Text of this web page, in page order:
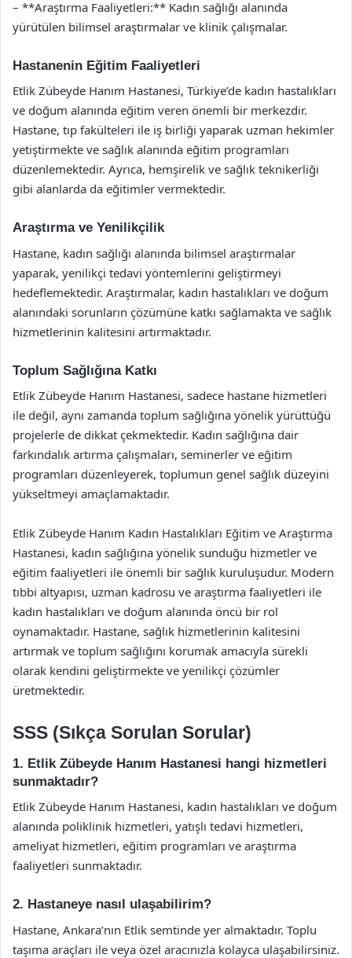
– **Araştırma Faaliyetleri:** Kadın sağlığı alanında
yürütülen bilimsel araştırmalar ve klinik çalışmalar.
Hastanenin Eğitim Faaliyetleri
Etlik Zübeyde Hanım Hastanesi, Türkiye’de kadın hastalıkları
ve doğum alanında eğitim veren önemli bir merkezdir.
Hastane, tıp fakülteleri ile iş birliği yaparak uzman hekimler
yetiştirmekte ve sağlık alanında eğitim programları
düzenlemektedir. Ayrıca, hemşirelik ve sağlık teknikerliği
gibi alanlarda da eğitimler vermektedir.
Araştırma ve Yenilikçilik
Hastane, kadın sağlığı alanında bilimsel araştırmalar
yaparak, yenilikçi tedavi yöntemlerini geliştirmeyi
hedeflemektedir. Araştırmalar, kadın hastalıkları ve doğum
alanındaki sorunların çözümüne katkı sağlamakta ve sağlık
hizmetlerinin kalitesini artırmaktadır.
Toplum Sağlığına Katkı
Etlik Zübeyde Hanım Hastanesi, sadece hastane hizmetleri
ile değil, aynı zamanda toplum sağlığına yönelik yürüttüğü
projelerle de dikkat çekmektedir. Kadın sağlığına dair
farkındalık artırma çalışmaları, seminerler ve eğitim
programları düzenleyerek, toplumun genel sağlık düzeyini
yükseltmeyi amaçlamaktadır.
Etlik Zübeyde Hanım Kadın Hastalıkları Eğitim ve Araştırma
Hastanesi, kadın sağlığına yönelik sunduğu hizmetler ve
eğitim faaliyetleri ile önemli bir sağlık kuruluşudur. Modern
tıbbi altyapısı, uzman kadrosu ve araştırma faaliyetleri ile
kadın hastalıkları ve doğum alanında öncü bir rol
oynamaktadır. Hastane, sağlık hizmetlerinin kalitesini
artırmak ve toplum sağlığını korumak amacıyla sürekli
olarak kendini geliştirmekte ve yenilikçi çözümler
üretmektedir.
SSS (Sıkça Sorulan Sorular)
1. Etlik Zübeyde Hanım Hastanesi hangi hizmetleri
sunmaktadır?
Etlik Zübeyde Hanım Hastanesi, kadın hastalıkları ve doğum
alanında poliklinik hizmetleri, yatışlı tedavi hizmetleri,
ameliyat hizmetleri, eğitim programları ve araştırma
faaliyetleri sunmaktadır.
2. Hastaneye nasıl ulaşabilirim?
Hastane, Ankara’nın Etlik semtinde yer almaktadır. Toplu
taşıma araçları ile veya özel aracınızla kolayca ulaşabilirsiniz.